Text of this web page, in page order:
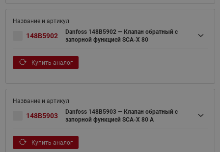
148B5902
Danfoss 148B5902 — Клапан обратный с
запорной функцией SCA-X 80
Купить аналог
148B5903
Danfoss 148B5903 — Клапан обратный с
запорной функцией SCA-X 80 A
Купить аналог